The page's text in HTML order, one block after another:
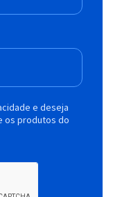
e deseja
os produtos do